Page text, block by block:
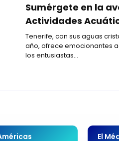
Sumérgete en la
Actividades
Tenerife
Tenerife, con sus aguas
año, ofrece emocionantes
los entusiastas...
El